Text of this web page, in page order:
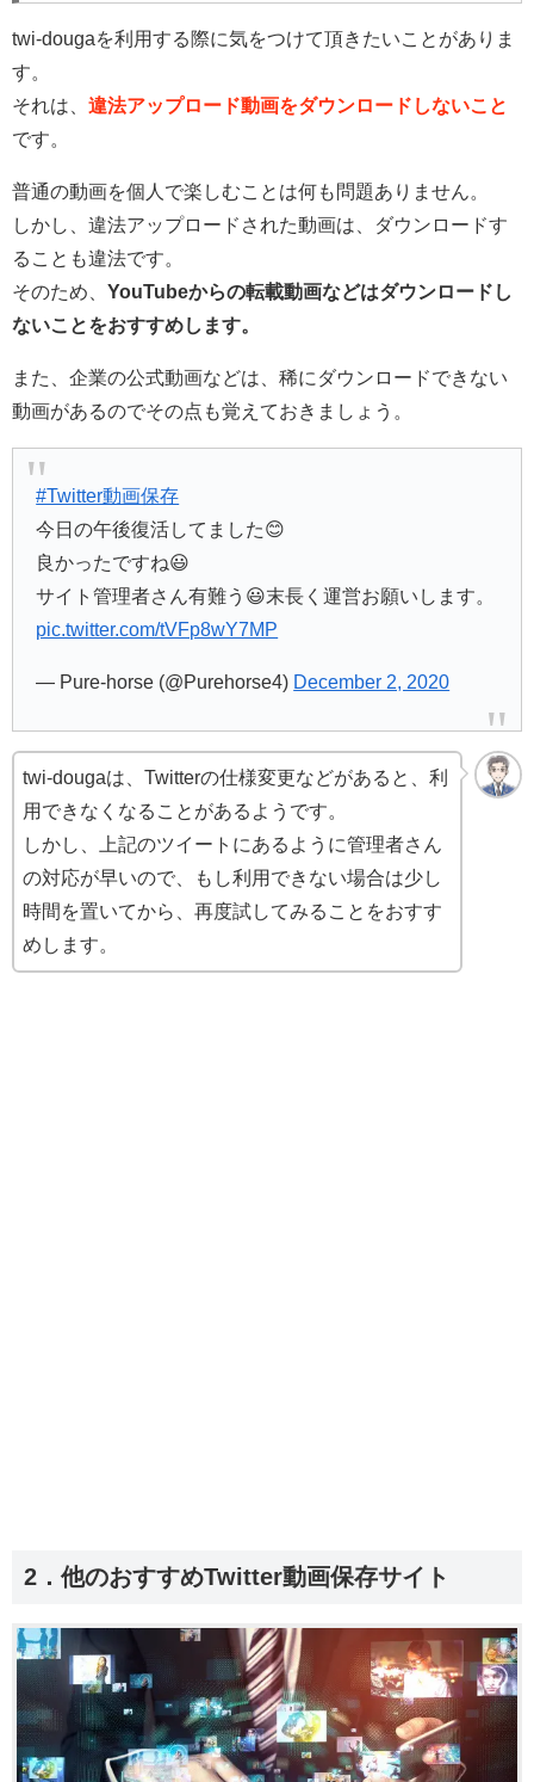
twi-dougaを利用する際に気をつけて頂きたいことがありま
す。
それは、 違法アップロード動画をダウンロードしないこと
です。
普通の動画を個人で楽しむことは何も問題ありません。
しかし、違法アップロードされた動画は、ダウンロードす
ることも違法です。
そのため、 YouTubeからの転載動画などはダウンロードし
ないことをおすすめします。
また、企業の公式動画などは、稀にダウンロードできない
動画があるのでその点も覚えておきましょう。
#Twitter動画保存
今日の午後復活してました😊
良かったですね😃
サイト管理者さん有難う😃末長く運営お願いします。
pic.twitter.com/tVFp8wY7MP
— Pure-horse (@Purehorse4) December 2, 2020
twi-dougaは、Twitterの仕様変更などがあると、利
用できなくなることがあるようです。
しかし、上記のツイートにあるように管理者さん
の対応が早いので、もし利用できない場合は少し
時間を置いてから、再度試してみることをおすす
めします。
2．他のおすすめTwitter動画保存サイト